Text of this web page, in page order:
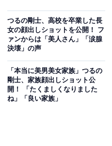
つるの剛士、高校を卒業した長
女の顔出しショットを公開！ フ
ァンからは「美人さん」「涙腺
決壊」の声
「本当に美男美女家族」つるの
剛士、家族顔出しショット公
開！ 「たくましくなりました
ね」「良い家族」